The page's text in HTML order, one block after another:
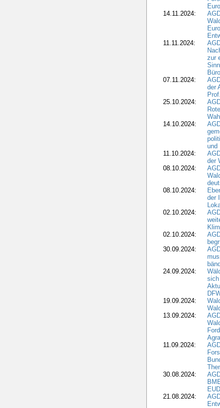
14.11.2024:
11.11.2024:
zur
07.11.2024:
der
25.10.2024:
14.10.2024:
und
11.10.2024:
der
08.10.2024:
08.10.2024:
der
02.10.2024:
02.10.2024:
30.09.2024:
24.09.2024:
sich
19.09.2024:
13.09.2024:
11.09.2024:
30.08.2024:
21.08.2024: